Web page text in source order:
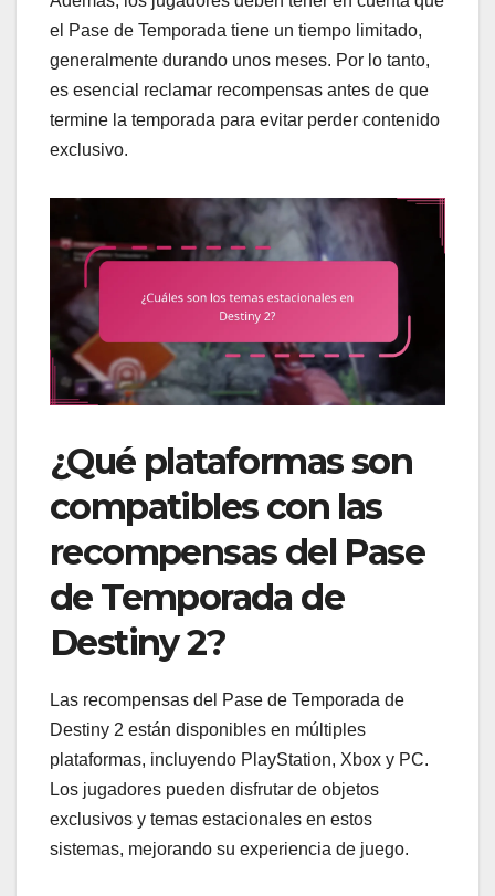
el Pase de Temporada tiene un tiempo limitado,
generalmente durando unos meses. Por lo tanto,
es esencial reclamar recompensas antes de que
termine la temporada para evitar perder contenido
exclusivo.
¿Qué plataformas son
compatibles con las
recompensas del Pase
de Temporada de
Destiny 2?
Las recompensas del Pase de Temporada de
Destiny 2 están disponibles en múltiples
plataformas, incluyendo PlayStation, Xbox y PC.
Los jugadores pueden disfrutar de objetos
exclusivos y temas estacionales en estos
sistemas, mejorando su experiencia de juego.